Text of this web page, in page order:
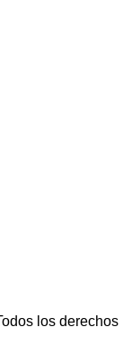
los derechos